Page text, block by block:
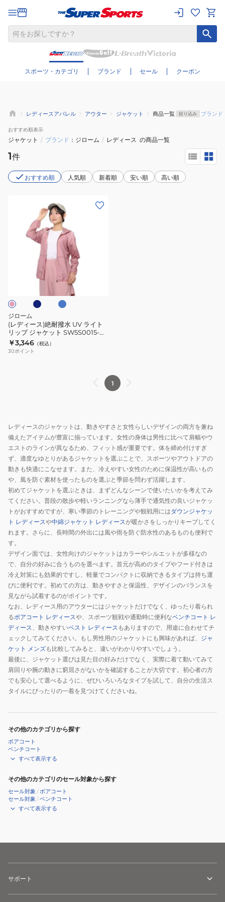
スポーツ・カテゴリ ブランド セール クーポン
さらに絞り込む
レディースアパレル アウター ジャケット 商品一覧 絞り込み ブランド
おすすめ順表示
ジャケット / ブランド ジローム / レディース の商品一覧
1件
おすすめ順 人気順 新着順 安い順 高い順
水
UV
ラ
イ
ト
ッ
ト
SW5S0015-
TR861-
GRSD
ジローム
(レディース)絶耐撥水 UV ライト
リップ ジャケット SW5S0015-
TR861-GRSD
￥3,346 （税込）
30ポイント
1
レディースのジャケットは、動きやすさと女性らしいデザインの両方を兼ね
備えたアイテムが豊富に揃っています。女性の身体は男性に比べて肩幅やウ
エストのラインが異なるため、フィット感が重要です。体を締め付けすぎ
ず、適度なゆとりがあるジャケットを選ぶことで、スポーツやアウトドアの
動きも快適にこなせます。また、冷えやすい女性のために保温性が高いもの
や、風を防ぐ素材を使ったものを選ぶと季節を問わず活躍します。
初めてジャケットを選ぶときは、まずどんなシーンで使いたいかを考えてみ
てください。普段の散歩や軽いランニングなら薄手で通気性の良いジャケッ
トがおすすめですが、寒い季節のトレーニングや観戦用にはダウンジャケッ
ト レディースや中綿ジャケット レディースが暖かさをしっかりキープしてく
れます。さらに、長時間の外出には風や雨を防ぐ防水性のあるものも便利で
す。
デザイン面では、女性向けのジャケットはカラーやシルエットが多様なの
で、自分の好みに合うものを選べます。首元が高めのタイプやフード付きは
冷え対策にも効果的ですし、軽量でコンパクトに収納できるタイプは持ち運
びに便利です。初めての方は、動きやすさと保温性、デザインのバランスを
見ながら試着するのがポイントです。
なお、レディース用のアウターにはジャケットだけでなく、ゆったり着られ
るボアコート レディースや、スポーツ観戦や通勤時に便利なベンチコート レ
ディース、動きやすいベスト レディース もありますので、用途に合わせてチ
ェックしてみてください。もし男性用のジャケットにも興味があれば、 ジャ
ケット メンズも比較してみると、違いがわかりやすいでしょう。
最後に、ジャケット選びは見た目の好みだけでなく、実際に着て動いてみて
肩回りや腕の動きに窮屈さがないかを確認することが大切です。初心者の方
でも安心して選べるように、ぜひいろいろなタイプを試して、自分の生活ス
タイルにぴったりの一着を見つけてくださいね。
その他のカテゴリから探す
ボアコート
ベンチコート
すべて表示する
その他のカテゴリのセール対象から探す
セール対象 /ボアコート
セール対象 /ベンチコート
すべて表示する
サポート